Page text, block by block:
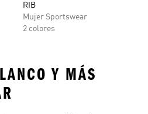
RIB
Mujer Sportswear
2 colores
Y MÁS